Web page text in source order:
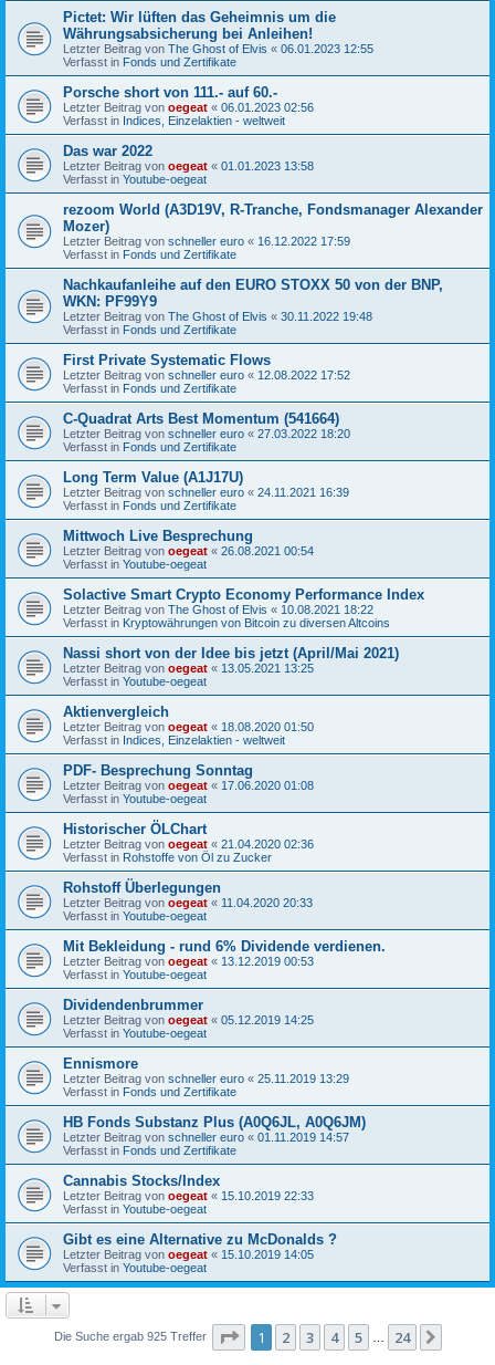
Pictet: Wir lüften das Geheimnis um die
Währungsabsicherung bei Anleihen!
Letzter Beitrag von The Ghost of Elvis « 06.01.2023 12:55
Verfasst in Fonds und Zertifikate
Porsche short von 111.- auf 60.-
Letzter Beitrag von oegeat « 06.01.2023 02:56
Verfasst in Indices, Einzelaktien - weltweit
Das war 2022
Letzter Beitrag von oegeat « 01.01.2023 13:58
Verfasst in Youtube-oegeat
rezoom World (A3D19V, R-Tranche, Fondsmanager Alexander
Mozer)
Letzter Beitrag von schneller euro « 16.12.2022 17:59
Verfasst in Fonds und Zertifikate
Nachkaufanleihe auf den EURO STOXX 50 von der BNP,
WKN: PF99Y9
Letzter Beitrag von The Ghost of Elvis « 30.11.2022 19:48
Verfasst in Fonds und Zertifikate
First Private Systematic Flows
Letzter Beitrag von schneller euro « 12.08.2022 17:52
Verfasst in Fonds und Zertifikate
C-Quadrat Arts Best Momentum (541664)
Letzter Beitrag von schneller euro « 27.03.2022 18:20
Verfasst in Fonds und Zertifikate
Long Term Value (A1J17U)
Letzter Beitrag von schneller euro « 24.11.2021 16:39
Verfasst in Fonds und Zertifikate
Mittwoch Live Besprechung
Letzter Beitrag von oegeat « 26.08.2021 00:54
Verfasst in Youtube-oegeat
Solactive Smart Crypto Economy Performance Index
Letzter Beitrag von The Ghost of Elvis « 10.08.2021 18:22
Verfasst in Kryptowährungen von Bitcoin zu diversen Altcoins
Nassi short von der Idee bis jetzt (April/Mai 2021)
Letzter Beitrag von oegeat « 13.05.2021 13:25
Verfasst in Youtube-oegeat
Aktienvergleich
Letzter Beitrag von oegeat « 18.08.2020 01:50
Verfasst in Indices, Einzelaktien - weltweit
PDF- Besprechung Sonntag
Letzter Beitrag von oegeat « 17.06.2020 01:08
Verfasst in Youtube-oegeat
Historischer ÖLChart
Letzter Beitrag von oegeat « 21.04.2020 02:36
Verfasst in Rohstoffe von Öl zu Zucker
Rohstoff Überlegungen
Letzter Beitrag von oegeat « 11.04.2020 20:33
Verfasst in Youtube-oegeat
Mit Bekleidung - rund 6% Dividende verdienen.
Letzter Beitrag von oegeat « 13.12.2019 00:53
Verfasst in Youtube-oegeat
Dividendenbrummer
Letzter Beitrag von oegeat « 05.12.2019 14:25
Verfasst in Youtube-oegeat
Ennismore
Letzter Beitrag von schneller euro « 25.11.2019 13:29
Verfasst in Fonds und Zertifikate
HB Fonds Substanz Plus (A0Q6JL, A0Q6JM)
Letzter Beitrag von schneller euro « 01.11.2019 14:57
Verfasst in Fonds und Zertifikate
Cannabis Stocks/Index
Letzter Beitrag von oegeat « 15.10.2019 22:33
Verfasst in Youtube-oegeat
Gibt es eine Alternative zu McDonalds ?
Letzter Beitrag von oegeat « 15.10.2019 14:05
Verfasst in Youtube-oegeat
Die Suche ergab 925 Treffer Seite 1von 24
1 2 3 4 5 24